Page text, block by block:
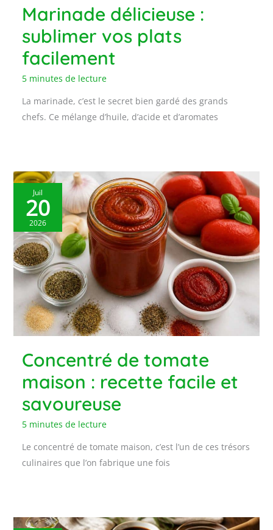
Marinade délicieuse :
sublimer vos plats
facilement
5 minutes de lecture
La marinade, c’est le secret bien gardé des grands
chefs. Ce mélange d’huile, d’acide et d’aromates
Juil
20
2026
Concentré de tomate
maison : recette facile et
savoureuse
5 minutes de lecture
Le concentré de tomate maison, c’est l’un de ces trésors
culinaires que l’on fabrique une fois